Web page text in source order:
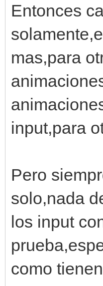
#cargar
tilemap =
fondo =
#mostrar
pantalla
Entonces
mas,para
input,para
Pero
solo,nada
los input
como